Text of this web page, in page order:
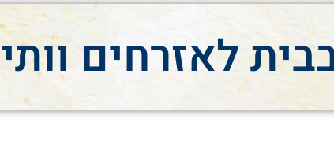
לאזרחים